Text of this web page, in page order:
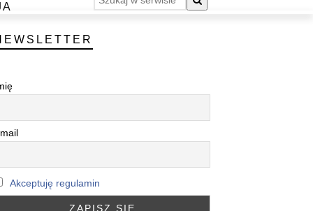
Akceptuję regulamin